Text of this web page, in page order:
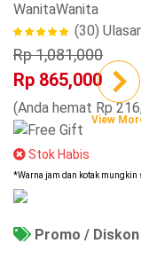
WanitaWanita
(30)
Rp 1,081,000
Rp 865,000
(Anda hemat Rp
Stok Habis
*Warna jam dan kotak
Promo / Diskon
View